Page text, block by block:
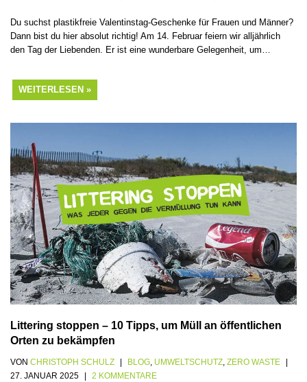
Du suchst plastikfreie Valentinstag-Geschenke für Frauen und Männer?
Dann bist du hier absolut richtig! Am 14. Februar feiern wir alljährlich
den Tag der Liebenden. Er ist eine wunderbare Gelegenheit, um…
WEITERLESEN »
Littering stoppen – 10 Tipps, um Müll an öffentlichen
Orten zu bekämpfen
VON CHRISTOPH SCHULZ BLOG UMWELTSCHUTZ ZERO WASTE
27. JANUAR 2025
2 KOMMENTARE